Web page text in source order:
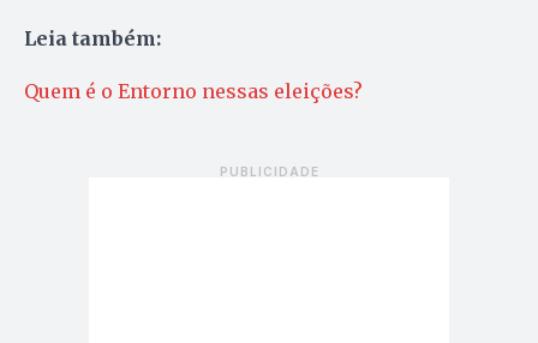
Leia também:
Quem é o Entorno nessas eleições?